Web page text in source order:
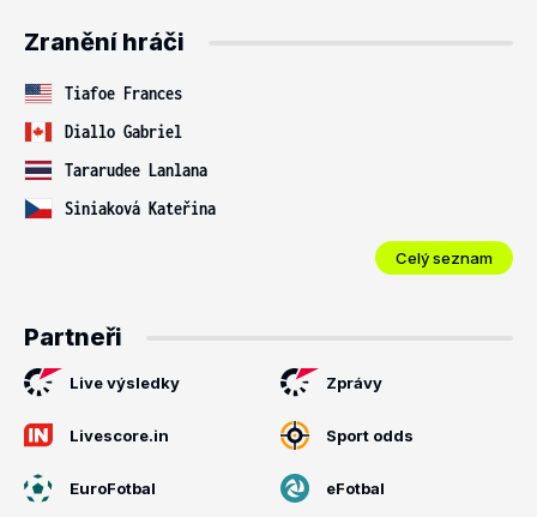
Zranění hráči
Tiafoe Frances
Diallo Gabriel
Tararudee Lanlana
Siniaková Kateřina
Celý seznam
Partneři
Live výsledky Zprávy
Livescore.in Sport odds
EuroFotbal eFotbal